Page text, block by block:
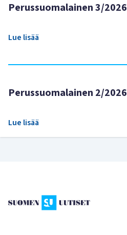
Perussuomalainen 3/2026
Lue lisää
Perussuomalainen 2/2026
Lue lisää